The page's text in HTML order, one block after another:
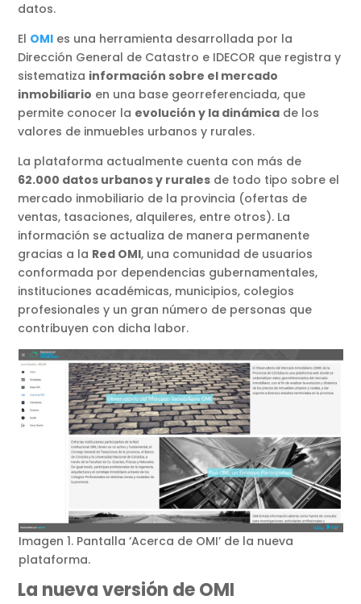
datos.
El OMI es una herramienta desarrollada por la
Dirección General de Catastro e IDECOR que registra y
sistematiza información sobre el mercado
inmobiliario en una base georreferenciada, que
permite conocer la evolución y la dinámica de los
valores de inmuebles urbanos y rurales.
La plataforma actualmente cuenta con más de
62.000 datos urbanos y rurales de todo tipo sobre el
mercado inmobiliario de la provincia (ofertas de
ventas, tasaciones, alquileres, entre otros). La
información se actualiza de manera permanente
gracias a la Red OMI, una comunidad de usuarios
conformada por dependencias gubernamentales,
instituciones académicas, municipios, colegios
profesionales y un gran número de personas que
contribuyen con dicha labor.
Imagen 1. Pantalla ‘Acerca de OMI’ de la nueva
plataforma.
La nueva versión de OMI